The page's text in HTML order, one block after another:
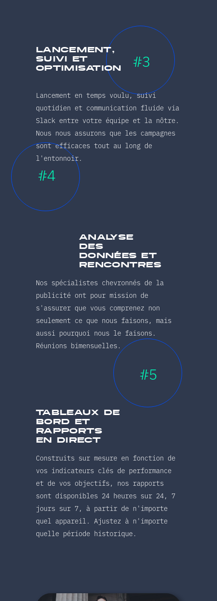
#3
analyse
des
données et
rencontres
Nos spécialistes chevronnés de la
publicité ont pour mission de
s'assurer que vous comprenez non
seulement ce que nous faisons, mais
aussi pourquoi nous le faisons.
Réunions bimensuelles.
tableaux de
bord et
rapports
en direct
Construits sur mesure en fonction de
vos indicateurs clés de performance
et de vos objectifs, nos rapports
sont disponibles 24 heures sur 24, 7
jours sur 7, à partir de n'importe
quel appareil. Ajustez à n'importe
quelle période historique.
lancement,
suivi et
optimisation
Lancement en temps voulu, suivi
quotidien et communication fluide via
Slack entre votre équipe et la nôtre.
Nous nous assurons que les campagnes
sont efficaces tout au long de
l'entonnoir.
#4
#5